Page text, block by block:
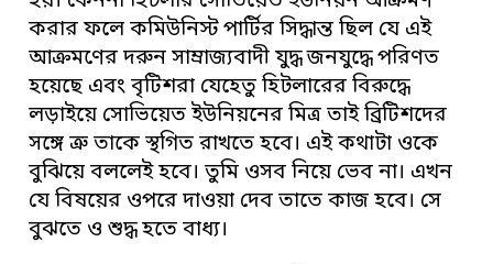
করার ফলে কমিউনিস্ট পার্টির সিদ্ধান্ত ছিল যে এই
আক্রমণের দরুন সাম্রাজ্যবাদী যুদ্ধ জনযুদ্ধে পরিণত
হয়েছে এবং বৃটিশরা যেহেতু হিটলারের বিরুদ্ধে
লড়াইয়ে সোভিয়েত ইউনিয়নের মিত্র তাই ব্রিটিশদের
সঙ্গে ত্রু তাকে স্থগিত রাখতে হবে। এই কথাটা ওকে
বুঝিয়ে বললেই হবে। তুমি ওসব নিয়ে ভেব না। এখন
যে বিষয়ের ওপরে দাওয়া দেব তাতে কাজ হবে। সে
বুঝতে ও শুদ্ধ হতে বাধ্য।